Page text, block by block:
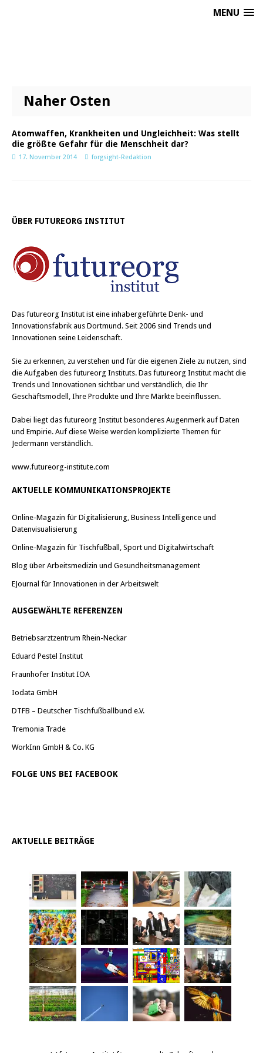
MENU
Naher Osten
Atomwaffen, Krankheiten und Ungleichheit: Was stellt
die größte Gefahr für die Menschheit dar?
17. November 2014 forgsight-Redaktion
ÜBER FUTUREORG INSTITUT
Das futureorg Institut ist eine inhabergeführte Denk- und
Innovationsfabrik aus Dortmund. Seit 2006 sind Trends und
Innovationen seine Leidenschaft.
Sie zu erkennen, zu verstehen und für die eigenen Ziele zu nutzen, sind
die Aufgaben des futureorg Instituts. Das futureorg Institut macht die
Trends und Innovationen sichtbar und verständlich, die Ihr
Geschäftsmodell, Ihre Produkte und Ihre Märkte beeinflussen.
Dabei liegt das futureorg Institut besonderes Augenmerk auf Daten
und Empirie. Auf diese Weise werden komplizierte Themen für
Jedermann verständlich.
www.futureorg-institute.com
AKTUELLE KOMMUNIKATIONSPROJEKTE
Online-Magazin für Digitalisierung, Business Intelligence und
Datenvisualisierung
Online-Magazin für Tischfußball, Sport und Digitalwirtschaft
Blog über Arbeitsmedizin und Gesundheitsmanagement
EJournal für Innovationen in der Arbeitswelt
AUSGEWÄHLTE REFERENZEN
Betriebsarztzentrum Rhein-Neckar
Eduard Pestel Institut
Fraunhofer Institut IOA
Iodata GmbH
DTFB – Deutscher Tischfußballbund e.V.
Tremonia Trade
WorkInn GmbH & Co. KG
FOLGE UNS BEI FACEBOOK
AKTUELLE BEITRÄGE